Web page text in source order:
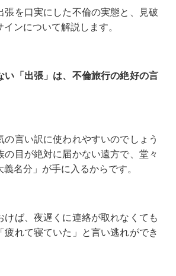
張を口実にした不倫の実態と、見破
ンについて解説します。
い「出張」は、不倫旅行の絶好の言
の言い訳に使われやすいのでしょう
の目が絶対に届かない遠方で、堂々
名分」が手に入るからです。
けば、夜遅くに連絡が取れなくても
疲れて寝ていた」と言い逃れができ